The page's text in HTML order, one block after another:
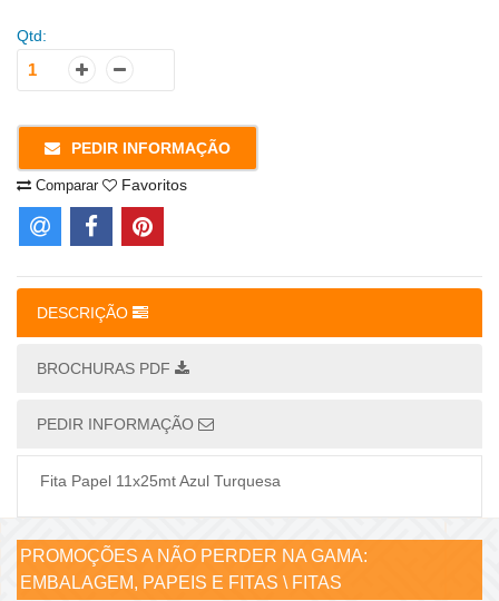
Qtd:
PEDIR INFORMAÇÃO
Comparar Favoritos
DESCRIÇÃO
BROCHURAS PDF
PEDIR INFORMAÇÃO
Fita Papel 11x25mt Azul Turquesa
PROMOÇÕES A NÃO PERDER NA GAMA:
EMBALAGEM, PAPEIS E FITAS \ FITAS